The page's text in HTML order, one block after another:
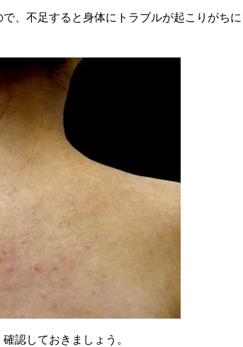
、不足すると身体にトラブルが起こりがちに
認しておきましょう。